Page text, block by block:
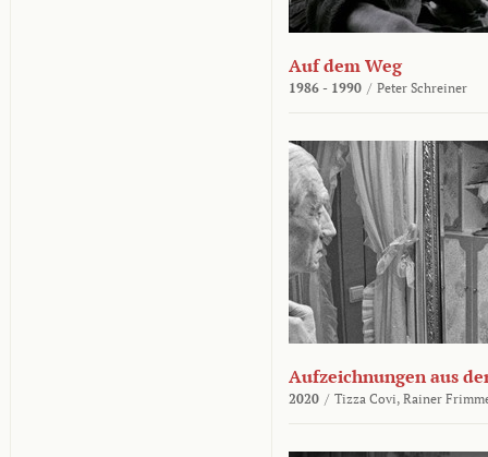
Auf dem Weg
1986 - 1990 / Peter Schreiner
Aufzeichnungen aus
2020 / Tizza Covi, Rainer